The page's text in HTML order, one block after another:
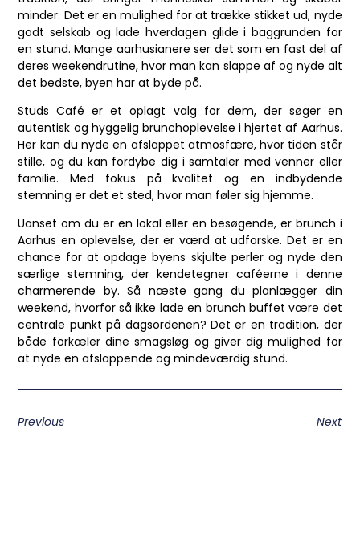
minder. Det er en mulighed for at trække stikket ud, nyde
godt selskab og lade hverdagen glide i baggrunden for
en stund. Mange aarhusianere ser det som en fast del af
deres weekendrutine, hvor man kan slappe af og nyde alt
det bedste, byen har at byde på.
Studs Café er et oplagt valg for dem, der søger en
autentisk og hyggelig brunchoplevelse i hjertet af Aarhus.
Her kan du nyde en afslappet atmosfære, hvor tiden står
stille, og du kan fordybe dig i samtaler med venner eller
familie. Med fokus på kvalitet og en indbydende
stemning er det et sted, hvor man føler sig hjemme.
Uanset om du er en lokal eller en besøgende, er brunch i
Aarhus en oplevelse, der er værd at udforske. Det er en
chance for at opdage byens skjulte perler og nyde den
særlige stemning, der kendetegner caféerne i denne
charmerende by. Så næste gang du planlægger din
weekend, hvorfor så ikke lade en brunch buffet være det
centrale punkt på dagsordenen? Det er en tradition, der
både forkæler dine smagsløg og giver dig mulighed for
at nyde en afslappende og mindeværdig stund.
Previous Next